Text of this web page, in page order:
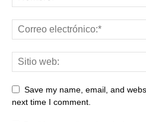
Save my name, email, and
next time I comment.